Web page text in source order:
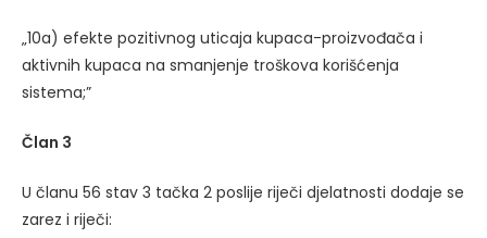
„10a) efekte pozitivnog uticaja kupaca-proizvođača i
aktivnih kupaca na smanjenje troškova korišćenja
sistema;”
Član 3
U članu 56 stav 3 tačka 2 poslije riječi djelatnosti dodaje se
zarez i riječi: